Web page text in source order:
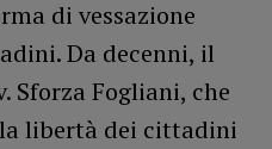
di vessazione
Da decenni, il
Sforza Fogliani, che
libertà dei cittadini